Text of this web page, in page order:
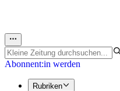
Abonnent:in werden
Rubriken